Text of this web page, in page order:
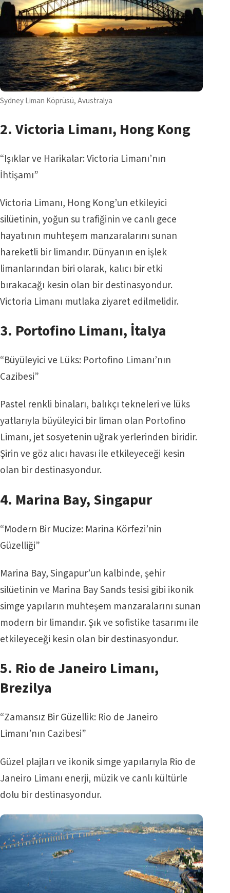
Sydney Liman Köprüsü, Avustralya
2. Victoria Limanı, Hong Kong
“Işıklar ve Harikalar: Victoria Limanı’nın
İhtişamı”
Victoria Limanı, Hong Kong’un etkileyici
silüetinin, yoğun su trafiğinin ve canlı gece
hayatının muhteşem manzaralarını sunan
hareketli bir limandır. Dünyanın en işlek
limanlarından biri olarak, kalıcı bir etki
bırakacağı kesin olan bir destinasyondur.
Victoria Limanı mutlaka ziyaret edilmelidir.
3. Portofino Limanı, İtalya
“Büyüleyici ve Lüks: Portofino Limanı’nın
Cazibesi”
Pastel renkli binaları, balıkçı tekneleri ve lüks
yatlarıyla büyüleyici bir liman olan Portofino
Limanı, jet sosyetenin uğrak yerlerinden biridir.
Şirin ve göz alıcı havası ile etkileyeceği kesin
olan bir destinasyondur.
4. Marina Bay, Singapur
“Modern Bir Mucize: Marina Körfezi’nin
Güzelliği”
Marina Bay, Singapur’un kalbinde, şehir
silüetinin ve Marina Bay Sands tesisi gibi ikonik
simge yapıların muhteşem manzaralarını sunan
modern bir limandır. Şık ve sofistike tasarımı ile
etkileyeceği kesin olan bir destinasyondur.
5. Rio de Janeiro Limanı,
Brezilya
“Zamansız Bir Güzellik: Rio de Janeiro
Limanı’nın Cazibesi”
Güzel plajları ve ikonik simge yapılarıyla Rio de
Janeiro Limanı enerji, müzik ve canlı kültürle
dolu bir destinasyondur.